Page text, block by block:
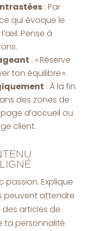
: Par
qui évoque le
Pense à
: « Réserve
ton équilibre ».
: À la fin
des zones de
d’accueil ou
client.
passion. Explique
peuvent attendre
articles de
ta personnalité